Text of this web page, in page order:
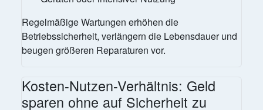
Regelmäßige Wartungen erhöhen die
Betriebssicherheit, verlängern die Lebensdauer und
beugen größeren Reparaturen vor.
Kosten-Nutzen-Verhältnis: Geld
sparen ohne auf Sicherheit zu